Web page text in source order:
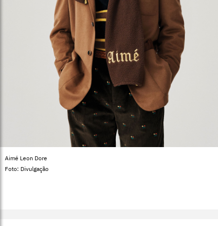
Aimé Leon Dore
Foto: Divulgação